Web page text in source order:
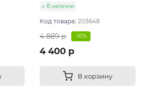
В наличии
Код товара: 203648
4 889 р -10%
4 400 р
В корзину